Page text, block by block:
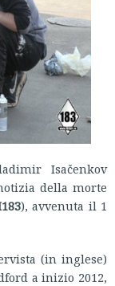
Isačenkov
della morte
), avvenuta il 1
(in inglese)
a inizio 2012,